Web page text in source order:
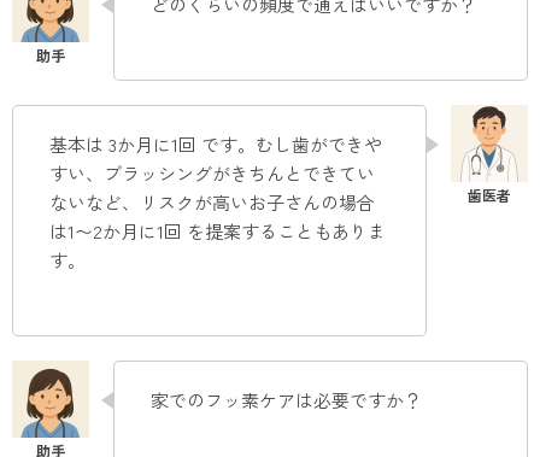
基本は 3か月に1回 です。むし歯ができや
すい、ブラッシングがきちんとできてい
ないなど、リスクが高いお子さんの場合
は1〜2か月に1回 を提案することもありま
す。
家でのフッ素ケアは必要ですか？